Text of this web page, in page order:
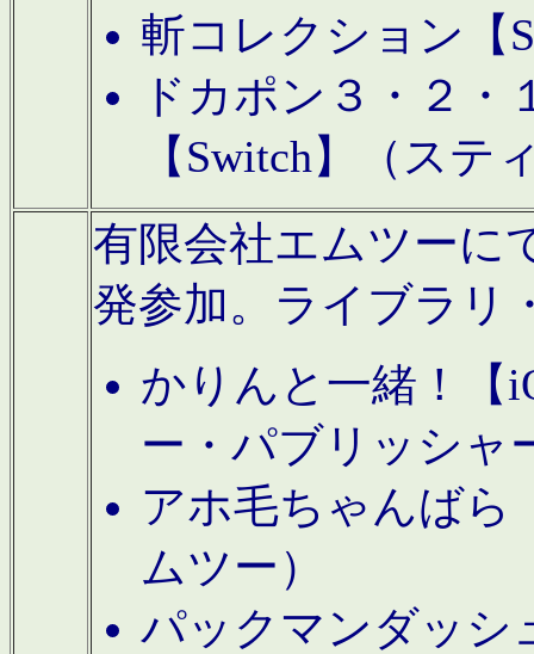
斬コレクション【
ドカポン３・２
【Switch】（ステ
有限会社エムツーに
発参加。ライブラリ
かりんと一緒！【
ー・パブリッシャ
アホ毛ちゃんばら
ムツー）
パックマンダッシ